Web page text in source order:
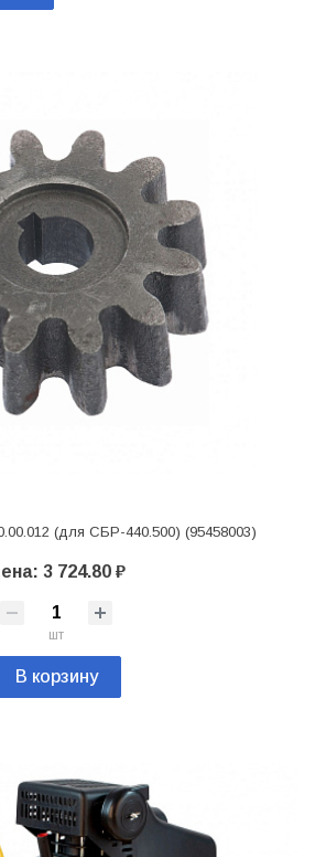
(для СБР-440.500) (95458003)
3 724.80 ₽
шт
В корзину